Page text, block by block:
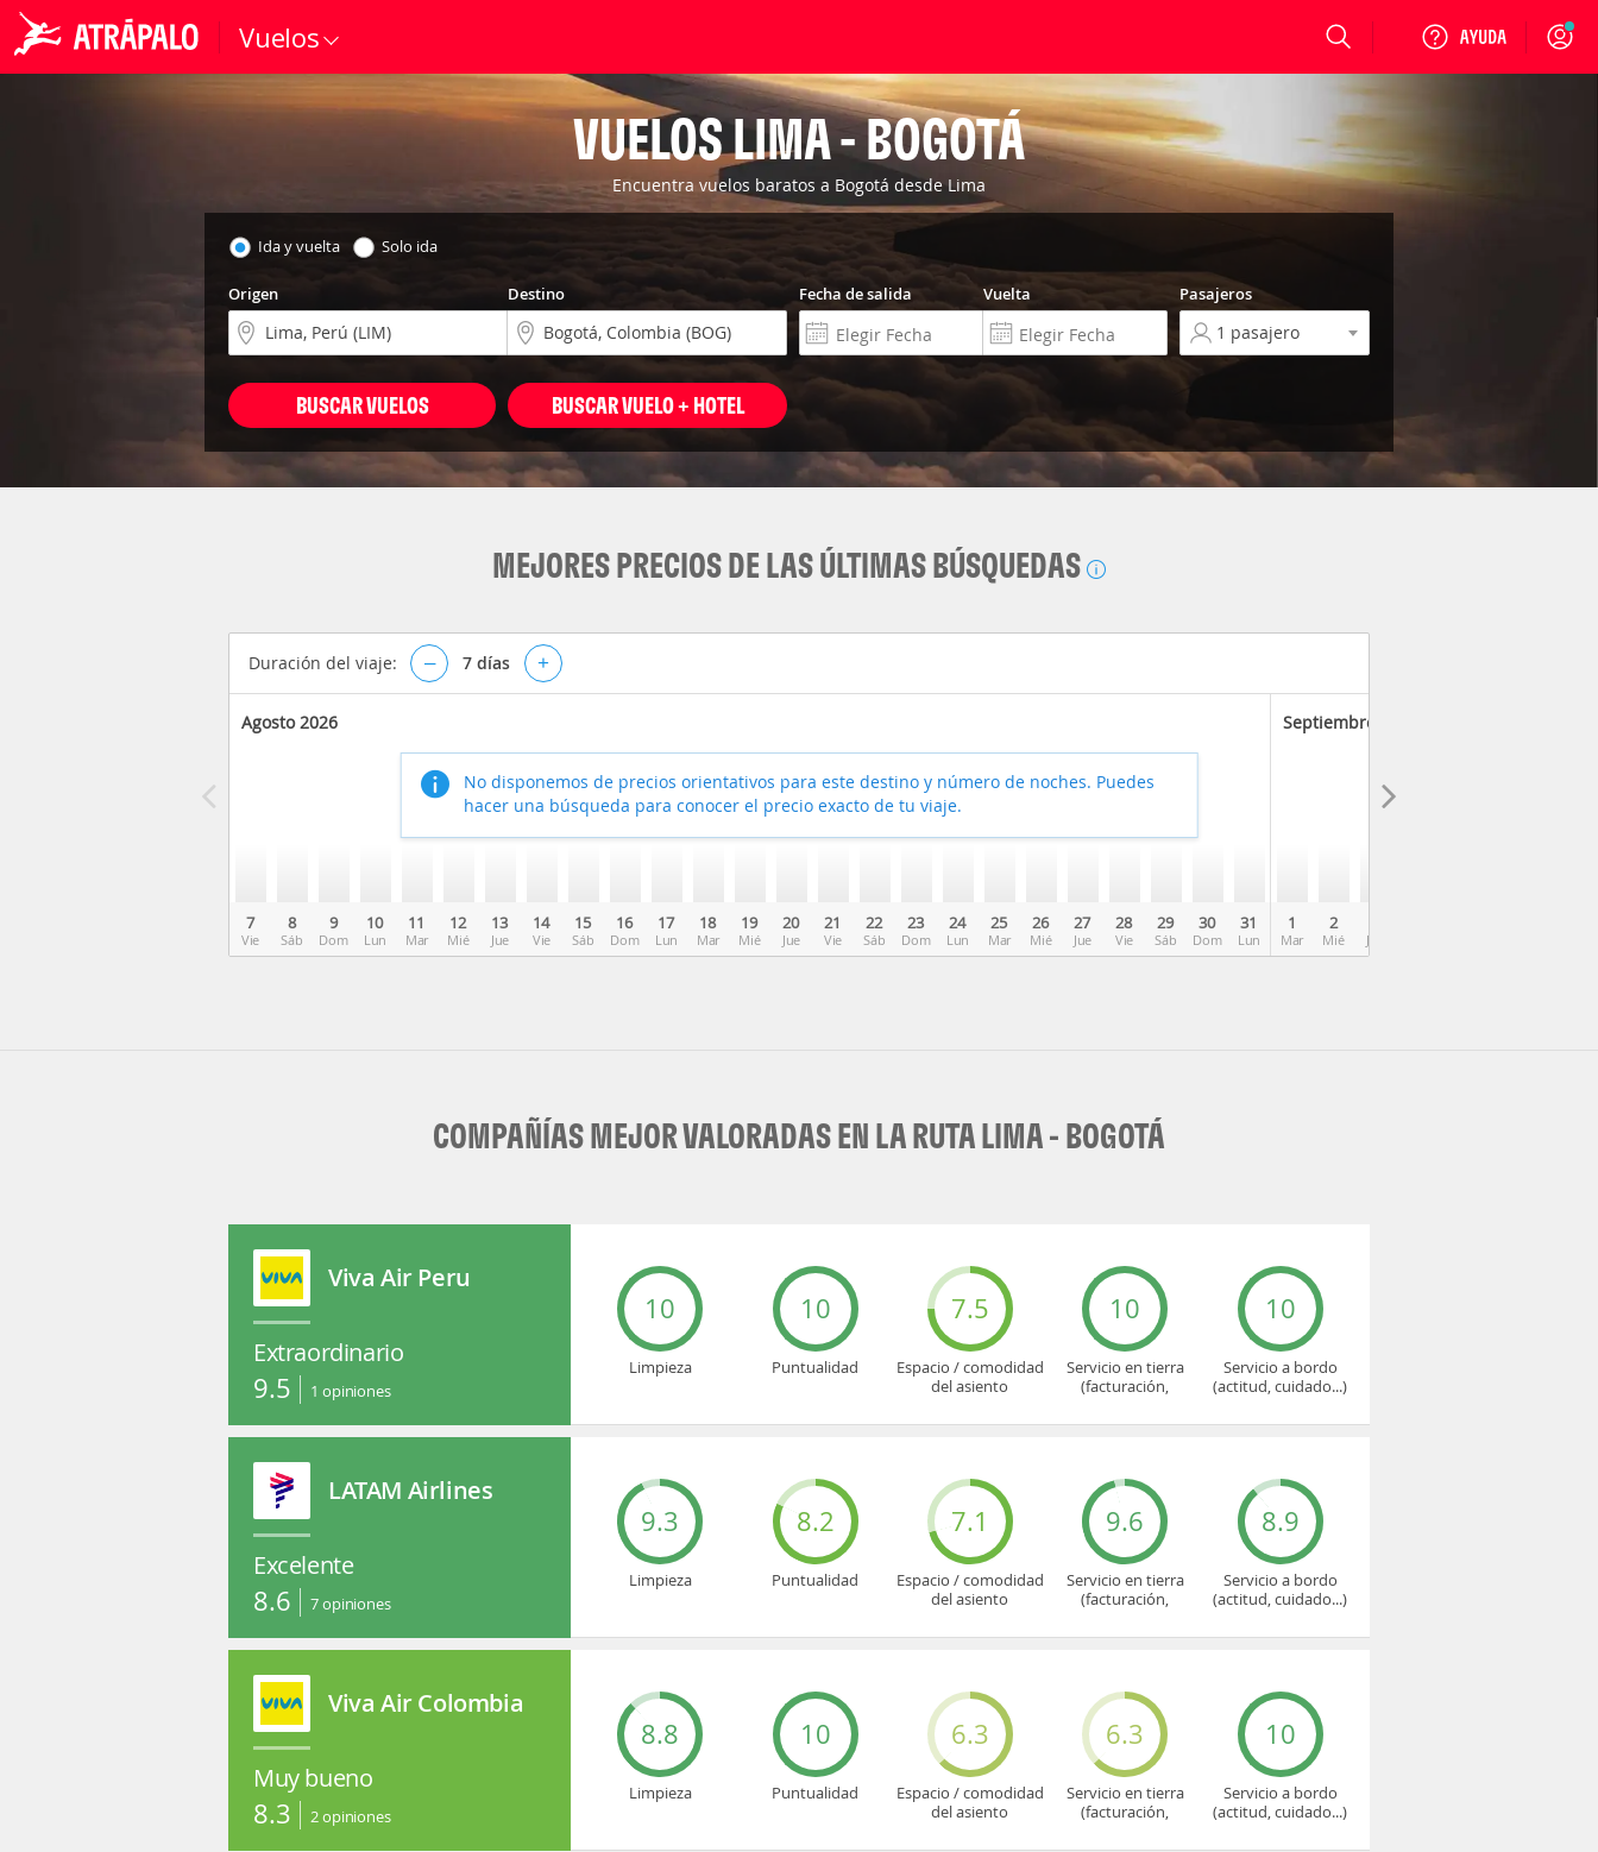
Vuelos Login
VUELOS LIMA - BOGOTÁ
Encuentra vuelos baratos a Bogotá desde Lima
Ida y vuelta Solo ida
Origen Destino Fecha de salida Vuelta Pasajeros
BUSCAR VUELOS BUSCAR VUELO + HOTEL
MEJORES PRECIOS DE LAS ÚLTIMAS BÚSQUEDAS
Duración del viaje: – 7 días +
Agosto 2026
7
Vie
8
Sáb
9
Dom
10
Lun
11
Mar
12
Mié
13
Jue
14
Vie
15
Sáb
16
Dom
17
Lun
18
Mar
19
Mié
20
Jue
21
Vie
22
Sáb
23
Dom
24
Lun
25
Mar
26
Mié
27
Jue
28
Vie
29
Sáb
30
Dom
31
Lun
Septiembre 2026
1
Mar
2
Mié Jue
No disponemos de precios orientativos para este destino y número de noches. Puedes
hacer una búsqueda para conocer el precio exacto de tu viaje.
COMPAÑÍAS MEJOR VALORADAS EN LA RUTA LIMA - BOGOTÁ
Viva Air Peru
Extraordinario
9.5 1 opiniones
10
Limpieza
10
Puntualidad
7.5
Espacio / comodidad
del asiento
10
Servicio en tierra
(facturación,
10
Servicio a bordo
(actitud, cuidado...)
LATAM Airlines
Excelente
8.6 7opiniones
9.3
Limpieza
8.2
Puntualidad
7.1
Espacio / comodidad
del asiento
9.6
Servicio en tierra
(facturación,
8.9
Servicio a bordo
(actitud, cuidado...)
Viva Air Colombia
Muy bueno
8.3 2opiniones
8.8
Limpieza
10
Puntualidad
6.3
Espacio / comodidad
del asiento
6.3
Servicio en tierra
(facturación,
10
Servicio a bordo
(actitud, cuidado...)